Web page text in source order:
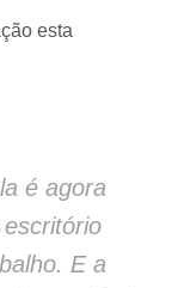
esta
é agora
E a